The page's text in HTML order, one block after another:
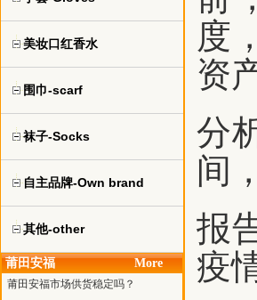
美妆口红香水
围巾-scarf
袜子-Socks
自主品牌-Own brand
其他-other
莆田安福 More
莆田安福市场供货稳定吗？
度
资
分
间
报
疫